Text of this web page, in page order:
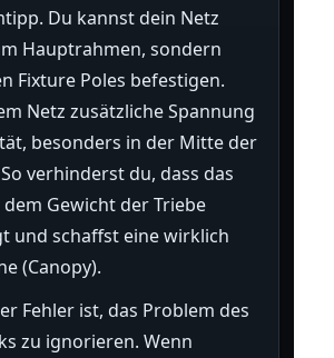
Du kannst dein Netz
Hauptrahmen, sondern
Fixture Poles befestigen.
Netz zusätzliche Spannung
besonders in der Mitte der
verhinderst du, dass das
Gewicht der Triebe
und schaffst eine wirklich
(Canopy).
Fehler ist, das Problem des
zu ignorieren. Wenn